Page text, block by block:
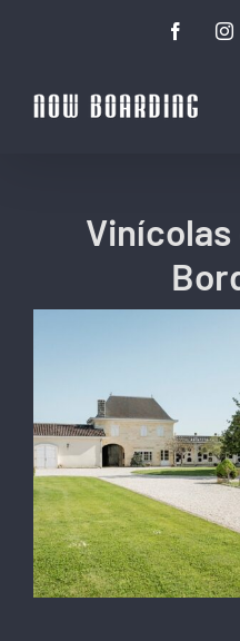
conteúdo
Facebook
Vinícolas